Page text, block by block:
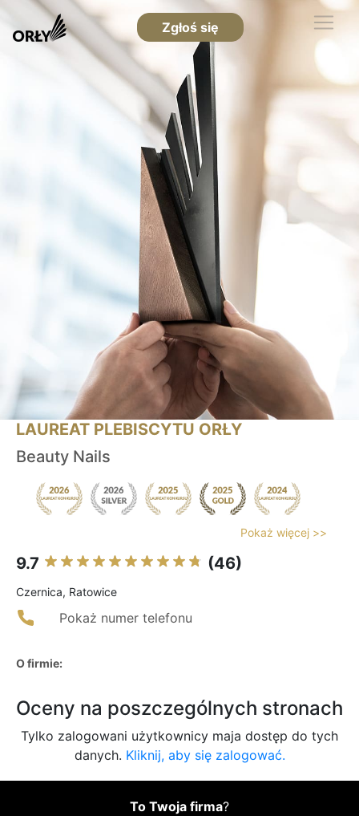
Zgłoś się
LAUREAT PLEBISCYTU ORŁY
Beauty Nails
Pokaż więcej >>
9.7 (46)
Czernica, Ratowice
Pokaż numer telefonu
O firmie:
Oceny na poszczególnych stronach
Tylko zalogowani użytkownicy maja dostęp do tych
danych. Kliknij, aby się zalogować.
To Twoja firma?